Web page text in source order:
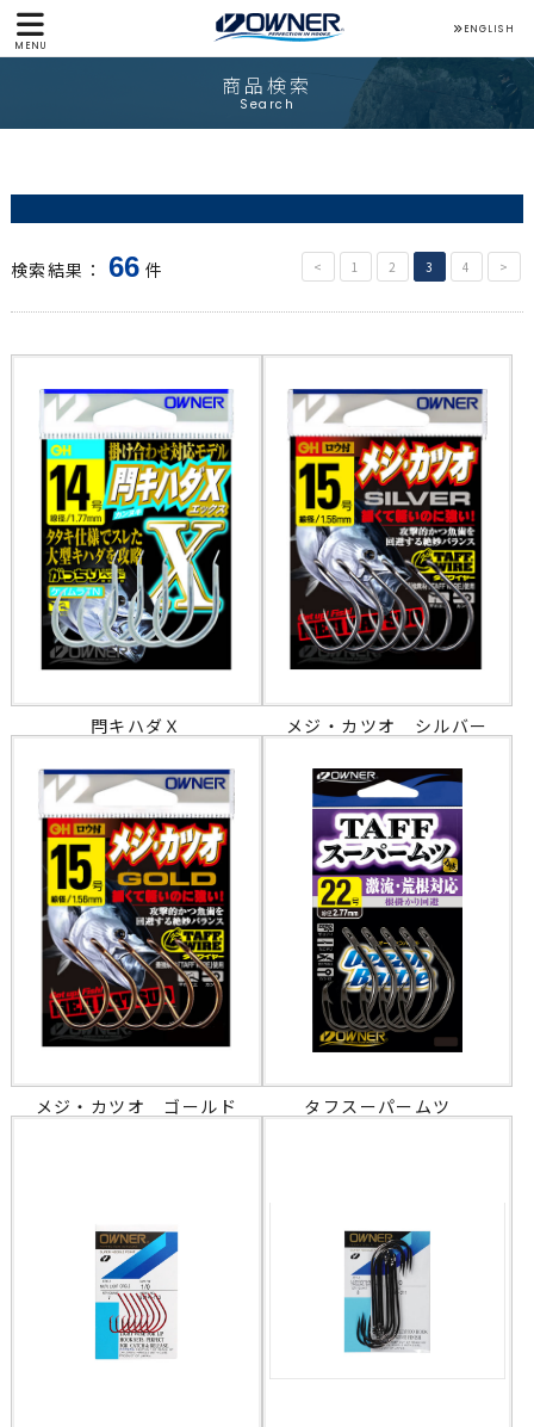
MENU
ENGLISH
商品検索
Search
検索結果： 66 件 < 1 2 3 4 >
閂キハダＸ メジ・カツオ シルバー
メジ・カツオ ゴールド タフスーパームツ